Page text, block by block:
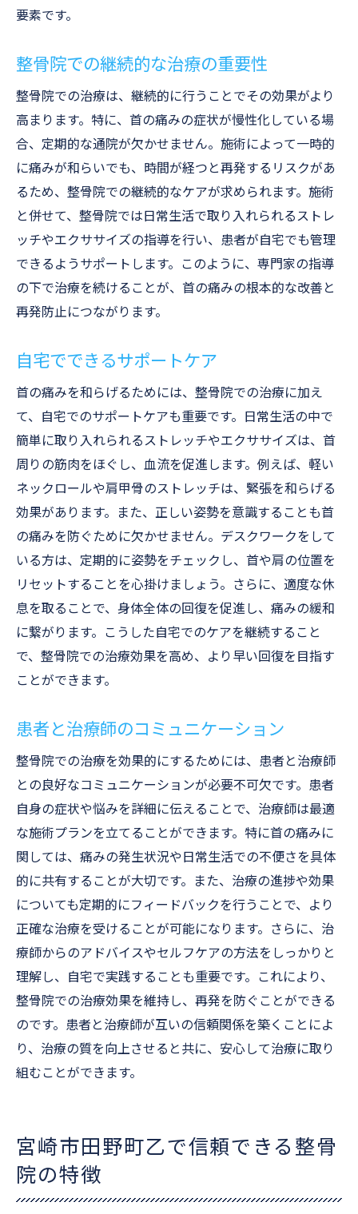
要素です。
整骨院での継続的な治療の重要性
整骨院での治療は、継続的に行うことでその効果がより
高まります。特に、首の痛みの症状が慢性化している場
合、定期的な通院が欠かせません。施術によって一時的
に痛みが和らいでも、時間が経つと再発するリスクがあ
るため、整骨院での継続的なケアが求められます。施術
と併せて、整骨院では日常生活で取り入れられるストレ
ッチやエクササイズの指導を行い、患者が自宅でも管理
できるようサポートします。このように、専門家の指導
の下で治療を続けることが、首の痛みの根本的な改善と
再発防止につながります。
自宅でできるサポートケア
首の痛みを和らげるためには、整骨院での治療に加え
て、自宅でのサポートケアも重要です。日常生活の中で
簡単に取り入れられるストレッチやエクササイズは、首
周りの筋肉をほぐし、血流を促進します。例えば、軽い
ネックロールや肩甲骨のストレッチは、緊張を和らげる
効果があります。また、正しい姿勢を意識することも首
の痛みを防ぐために欠かせません。デスクワークをして
いる方は、定期的に姿勢をチェックし、首や肩の位置を
リセットすることを心掛けましょう。さらに、適度な休
息を取ることで、身体全体の回復を促進し、痛みの緩和
に繋がります。こうした自宅でのケアを継続すること
で、整骨院での治療効果を高め、より早い回復を目指す
ことができます。
患者と治療師のコミュニケーション
整骨院での治療を効果的にするためには、患者と治療師
との良好なコミュニケーションが必要不可欠です。患者
自身の症状や悩みを詳細に伝えることで、治療師は最適
な施術プランを立てることができます。特に首の痛みに
関しては、痛みの発生状況や日常生活での不便さを具体
的に共有することが大切です。また、治療の進捗や効果
についても定期的にフィードバックを行うことで、より
正確な治療を受けることが可能になります。さらに、治
療師からのアドバイスやセルフケアの方法をしっかりと
理解し、自宅で実践することも重要です。これにより、
整骨院での治療効果を維持し、再発を防ぐことができる
のです。患者と治療師が互いの信頼関係を築くことによ
り、治療の質を向上させると共に、安心して治療に取り
組むことができます。
宮崎市田野町乙で信頼できる整骨
院の特徴